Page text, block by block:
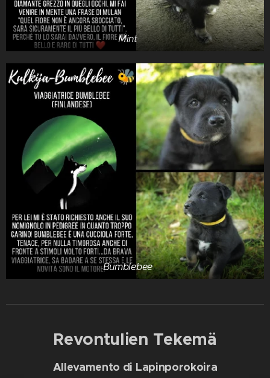
Mint 🌿
Bumblebee 🐝
Revontulien Tekemä
Allevamento di Lapinporokoira